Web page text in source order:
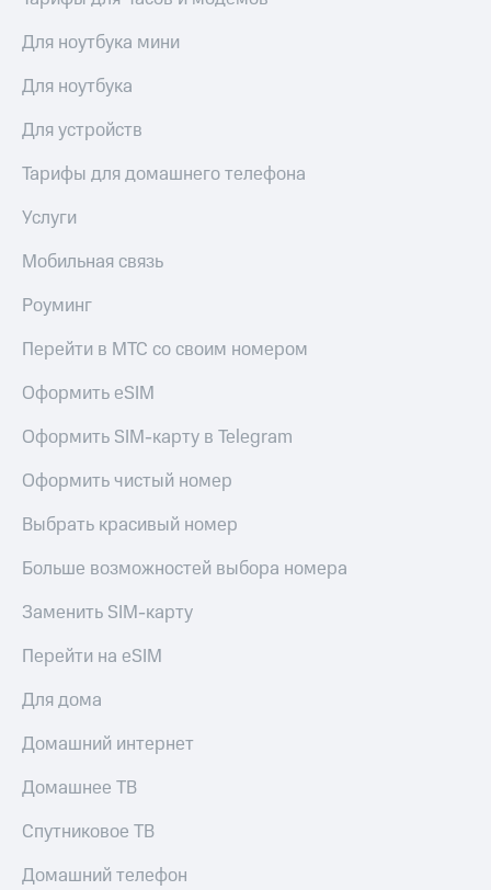
Для ноутбука мини
Для ноутбука
Для устройств
Тарифы для домашнего телефона
Услуги
Мобильная связь
Роуминг
Перейти в МТС со своим номером
Оформить eSIM
Оформить SIM-карту в Telegram
Оформить чистый номер
Выбрать красивый номер
Больше возможностей выбора номера
Заменить SIM-карту
Перейти на eSIM
Для дома
Домашний интернет
Домашнее ТВ
Спутниковое ТВ
Домашний телефон